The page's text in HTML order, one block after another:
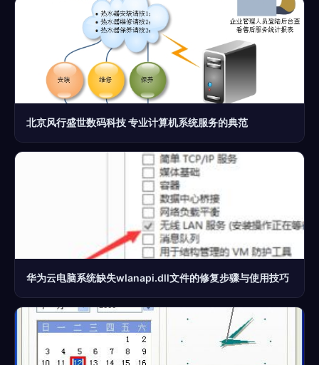
北京风行盛世数码科技 专业计算机系统服务的典范
华为云电脑系统缺失wlanapi.dll文件的修复步骤与使用技巧